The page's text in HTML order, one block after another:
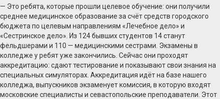
— Это ребята, которые прошли целевое обучение: они получили
среднее медицинское образование за счёт средств городского
бюджета по целевым направлениям «Лечебное дело» и
«Сестринское дело». Из 124 бывших студентов 14 станут
фельдшерами и 110 — медицинскими сестрами. Экзамены в
колледже у ребят уже закончились. Сейчас они проходят
аккредитацию: сдают тестирование и показывают свои знания на
специальных симуляторах. Аккредитация идёт на базе нашего
колледжа, выпускников экзаменует комиссия, в которую входят
московские специалисты и севастопольские преподаватели. Этот